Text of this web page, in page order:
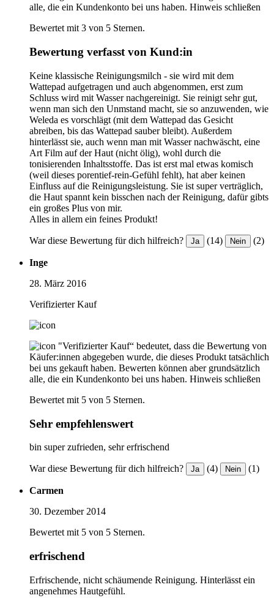
alle, die ein Kundenkonto bei uns haben. Hinweis schließen
Bewertet mit 3 von 5 Sternen.
Bewertung verfasst von Kund:in
Keine klassische Reinigungsmilch - sie wird mit dem
Wattepad aufgetragen und auch abgenommen, erst zum
Schluss wird mit Wasser nachgereinigt. Sie reinigt sehr gut,
wenn man sich den Unmstand macht, sie so anzuwenden, wie
Weleda es vorschlägt (mit dem Wattepad das Gesicht
abreiben, bis das Wattepad sauber bleibt). Außerdem
hinterlässt sie, auch wenn man mit Wasser nachwäscht, eine
Art Film auf der Haut (nicht ölig), wohl durch die
tonisierenden Inhaltsstoffe. Das ist erst mal etwas komisch
(weil dieses porentief-rein-Gefühl fehlt), hat aber keinen
Einfluss auf die Reinigungsleistung. Sie ist super verträglich,
die Haut spannt kein bisschen nach der Reinigung, dafür gibts
ein großes Plus von mir.
Alles in allem ein feines Produkt!
War diese Bewertung für dich hilfreich? Ja (14) Nein (2)
Inge
28. März 2016
Verifizierter Kauf
"Verifizierter Kauf“ bedeutet, dass die Bewertung von
Käufer:innen abgegeben wurde, die dieses Produkt tatsächlich
bei uns gekauft haben. Bewerten können aber grundsätzlich
alle, die ein Kundenkonto bei uns haben. Hinweis schließen
Bewertet mit 5 von 5 Sternen.
Sehr empfehlenswert
bin super zufrieden, sehr erfrischend
War diese Bewertung für dich hilfreich? Ja (4) Nein (1)
Carmen
30. Dezember 2014
Bewertet mit 5 von 5 Sternen.
erfrischend
Erfrischende, nicht schäumende Reinigung. Hinterlässt ein
angenehmes Hautgefühl.